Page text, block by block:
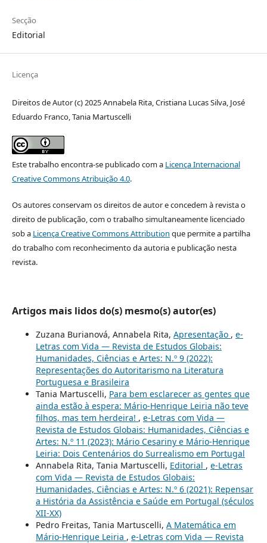
Secção
Editorial
Licença
Direitos de Autor (c) 2025 Annabela Rita, Cristiana Lucas Silva, José
Eduardo Franco, Tania Martuscelli
Este trabalho encontra-se publicado com a Licença Internacional
Creative Commons Atribuição 4.0.
Os autores conservam os direitos de autor e concedem à revista o
direito de publicação, com o trabalho simultaneamente licenciado
sob a Licença Creative Commons Attribution que permite a partilha
do trabalho com reconhecimento da autoria e publicação nesta
revista.
Artigos mais lidos do(s) mesmo(s) autor(es)
Zuzana Burianová, Annabela Rita, Apresentação , e-
Letras com Vida — Revista de Estudos Globais:
Humanidades, Ciências e Artes: N.º 9 (2022):
Representações do Autoritarismo na Literatura
Portuguesa e Brasileira
Tania Martuscelli, Para bem esclarecer as gentes que
ainda estão à espera: Mário-Henrique Leiria não teve
filhos, mas tem herdeira! , e-Letras com Vida —
Revista de Estudos Globais: Humanidades, Ciências e
Artes: N.º 11 (2023): Mário Cesariny e Mário-Henrique
Leiria: Dois Centenários do Surrealismo em Portugal
Annabela Rita, Tania Martuscelli, Editorial , e-Letras
com Vida — Revista de Estudos Globais:
Humanidades, Ciências e Artes: N.º 6 (2021): Repensar
a História da Assistência e Saúde em Portugal (séculos
XII-XX)
Pedro Freitas, Tania Martuscelli, A Matemática em
Mário-Henrique Leiria , e-Letras com Vida — Revista